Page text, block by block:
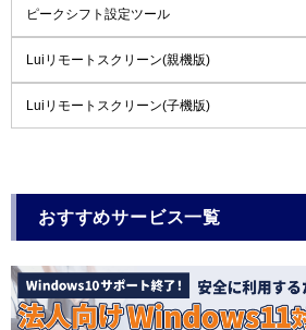
ピークシフト設定ツール
Luiリモートスクリーン(親機版)
Luiリモートスクリーン(子機版)
おすすめサービス一覧